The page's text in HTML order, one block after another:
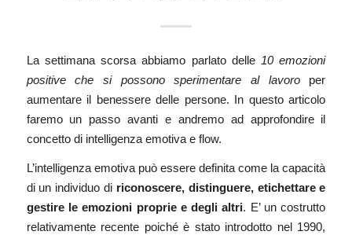
La settimana scorsa abbiamo parlato delle 10 emozioni
positive che si possono sperimentare al lavoroper
aumentare il benessere delle persone. In questo articolo
faremo un passo avanti e andremo ad approfondire il
concetto di intelligenza emotiva e flow.
L’intelligenza emotiva può essere definita come la capacità
di un individuo di riconoscere, distinguere, etichettare e
gestire le emozioni proprie e degli altri. E’ un costrutto
relativamente recente poiché è stato introdotto nel 1990,